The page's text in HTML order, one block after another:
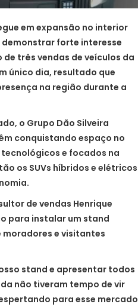
em expansão no interior
demonstrar forte interesse
três vendas de veículos da
único dia, resultado que
na região durante a
o Grupo Dão Silveira
conquistando espaço no
e focados na
os SUVs híbridos e elétricos
de vendas Henrique
para instalar um stand
moradores e visitantes
stand e apresentar todos
não tiveram tempo de vir
para esse mercado